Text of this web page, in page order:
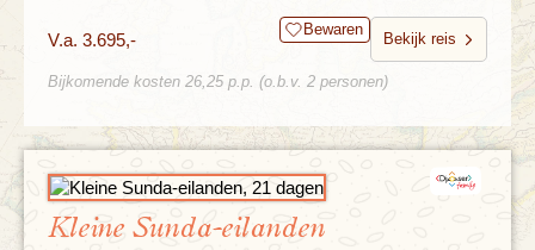
V.a. 3.695,- Bewaren
Bekijk reis
Bijkomende kosten 26,25 p.p. (o.b.v. 2 personen)
Kleine Sunda-eilanden